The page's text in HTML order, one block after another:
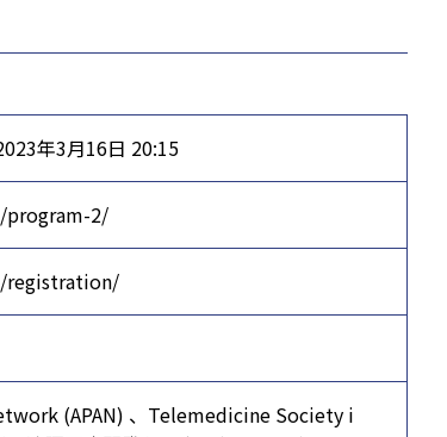
年3月16日 20:15
program-2/
registration/
(APAN) 、Telemedicine Society i